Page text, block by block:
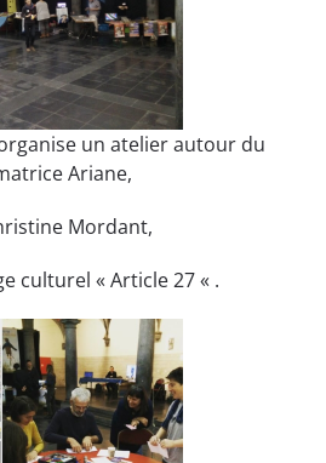
un atelier autour du
Ariane,
Mordant,
culturel « Article 27 « .